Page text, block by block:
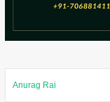
Anurag Rai